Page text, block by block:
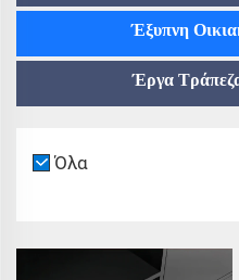
Έξυπνη
Έργα
Όλα